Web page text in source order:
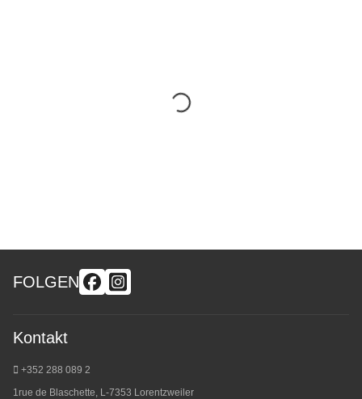
FOLGEN
Kontakt
+352 288 089 2
1rue de Blaschette, L-7353 Lorentzweiler